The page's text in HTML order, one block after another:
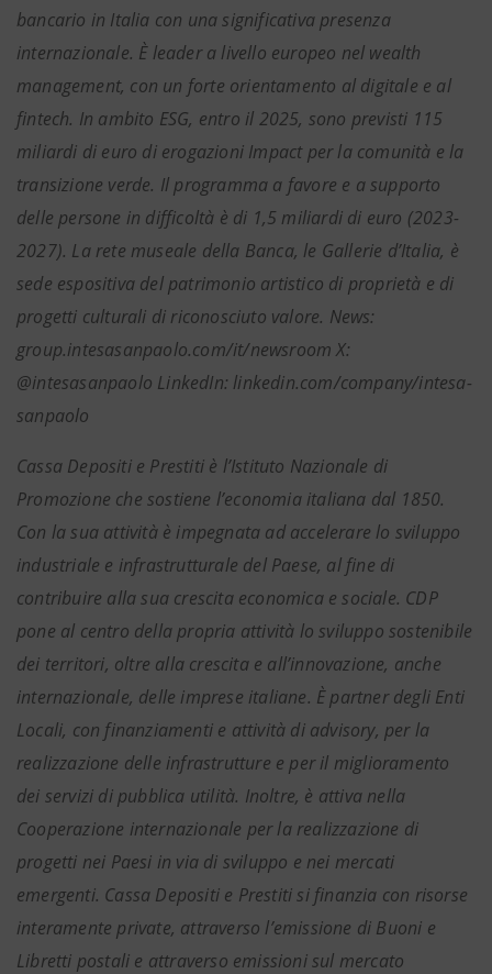
bancario in Italia con una significativa presenza
internazionale. È leader a livello europeo nel wealth
management, con un forte orientamento al digitale e al
fintech. In ambito ESG, entro il 2025, sono previsti 115
miliardi di euro di erogazioni Impact per la comunità e la
transizione verde. Il programma a favore e a supporto
delle persone in difficoltà è di 1,5 miliardi di euro (2023-
2027). La rete museale della Banca, le Gallerie d’Italia, è
sede espositiva del patrimonio artistico di proprietà e di
progetti culturali di riconosciuto valore. News:
group.intesasanpaolo.com/it/newsroom X:
@intesasanpaolo LinkedIn: linkedin.com/company/intesa-
sanpaolo
Cassa Depositi e Prestiti è l’Istituto Nazionale di
Promozione che sostiene l’economia italiana dal 1850.
Con la sua attività è impegnata ad accelerare lo sviluppo
industriale e infrastrutturale del Paese, al fine di
contribuire alla sua crescita economica e sociale. CDP
pone al centro della propria attività lo sviluppo sostenibile
dei territori, oltre alla crescita e all’innovazione, anche
internazionale, delle imprese italiane. È partner degli Enti
Locali, con finanziamenti e attività di advisory, per la
realizzazione delle infrastrutture e per il miglioramento
dei servizi di pubblica utilità. Inoltre, è attiva nella
Cooperazione internazionale per la realizzazione di
progetti nei Paesi in via di sviluppo e nei mercati
emergenti. Cassa Depositi e Prestiti si finanzia con risorse
interamente private, attraverso l’emissione di Buoni e
Libretti postali e attraverso emissioni sul mercato